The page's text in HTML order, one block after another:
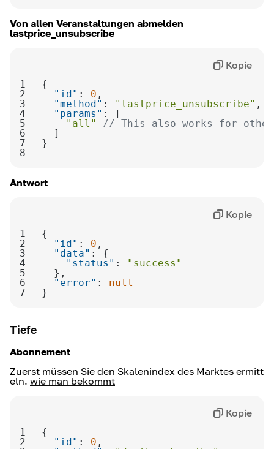
Von allen Veranstaltungen abmelden
lastprice_unsubscribe
1
2
"id" : 0
3
"method" :
"lastprice_unsubscribe"
4
"params"
5
"all"
// This also works for
6
7
8
Kopie
Antwort
1
2
"id" : 0
3
"data"
4
"status" :
"success"
5
6
"error" : null
7
}
Kopie
Tiefe
Abonnement
Zuerst müssen Sie den Skalenindex des Marktes ermitt
eln. wie man bekommt
1
2
"id" : 0
Kopie